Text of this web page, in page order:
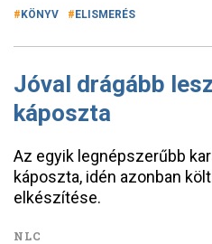
KÖNYV ELISMERÉS
Jóval drágább
káposzta
Az egyik legnépszerűbb
káposzta, idén azonban
elkészítése.
NLC